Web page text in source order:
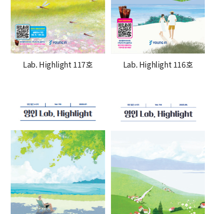
Lab. Highlight 117호 Lab. Highlight 116호